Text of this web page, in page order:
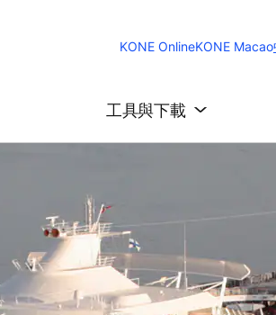
KONE OnlineKONE Macao
工具與下載